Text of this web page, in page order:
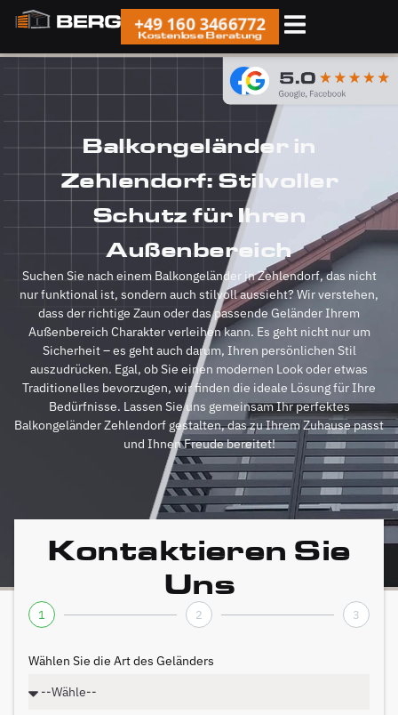
+49 160 3466772
Kostenlose Beratung
Balkongeländer in
Zehlendorf: Stilvoller
Schutz für Ihren
Außenbereich
Suchen Sie nach einem Balkongeländer in Zehlendorf, das nicht
nur funktional ist, sondern auch stilvoll aussieht? Wir verstehen,
dass der richtige Zaun oder das passende Geländer Ihrem
Außenbereich Charakter verleihen kann. Es geht nicht nur um
Sicherheit – es geht auch darum, Ihren persönlichen Stil
auszudrücken. Egal, ob Sie einen modernen Look oder etwas
Traditionelles bevorzugen, wir finden die ideale Lösung für Ihre
Bedürfnisse. Lassen Sie uns gemeinsam Ihr perfektes
Balkongeländer Zehlendorf gestalten, das zu Ihrem Zuhause passt
und Ihnen Freude bereitet!
Kontaktieren Sie
Uns
1 2 3
Wählen Sie die Art des Geländers